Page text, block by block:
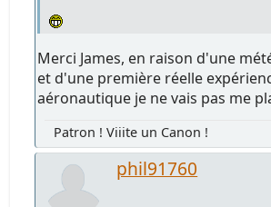
Merci James, en raison d'une
et d'une première réelle
aéronautique je ne vais pas me
Patron ! Viiite un Canon !
phil91760